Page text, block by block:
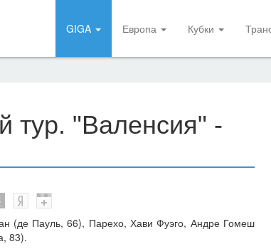
GIGA Европа Кубки
тур. "Валенсия" -
(де Пауль, 66), Парехо, Хави Фуэго, Андре Гомеш
83).